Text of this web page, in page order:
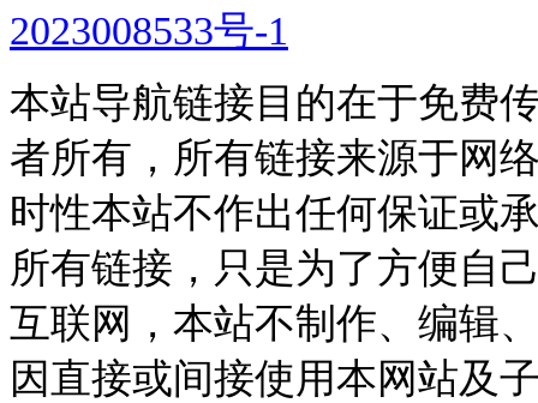
2023008533号-1
本站导航链接目的在于免费
者所有，所有链接来源于网
时性本站不作出任何保证或
所有链接，只是为了方便自
互联网，本站不制作、编辑
因直接或间接使用本网站及